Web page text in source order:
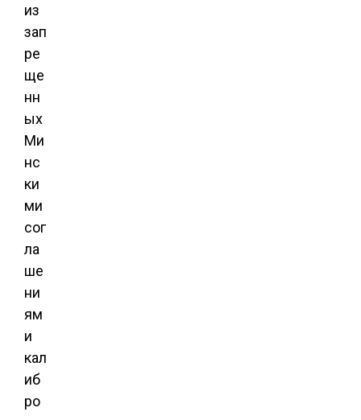
из
зап
ре
ще
нн
ых
Ми
нс
ки
ми
сог
ла
ше
ни
ям
и
кал
иб
ро